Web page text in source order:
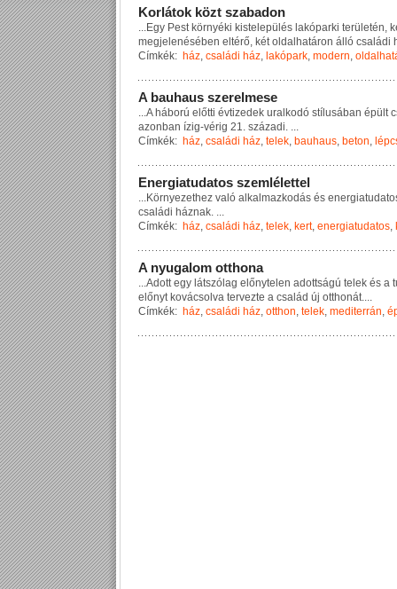
Korlátok közt szabadon
...Egy Pest környé ki kiste epü és akóparki terü etén, k
megje enésében e térő, két o da határon á ó csa ádi
Címkék: ház, családi ház, lakópark, modern,
A bauhaus szerelmese
...A háború e őtti évtizede k ura kodó stí usában épü t c
azonban ízig-vérig 21. századi. ...
Címkék: ház, családi ház, telek, bauhaus, beton,
Energiatudatos szemlélettel
...Környezethez va ó a ka mazkodás és energiatudato
csa ádi háznak. ...
Címkék: ház, családi ház, telek, kert, energiatudatos,
A nyugalom otthona
...Adott egy átszó ag e őnyte en adottságú te e k és a t
e őnyt kovácso va tervezte a csa ád új otthonát....
Címkék: ház, családi ház, otthon, telek, mediterrán,